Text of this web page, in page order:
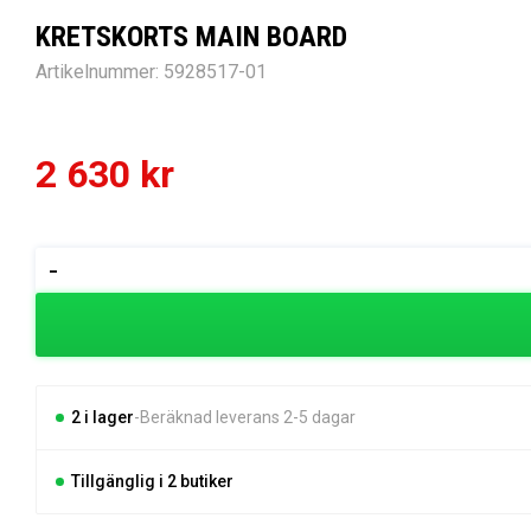
KRETSKORTS MAIN BOARD
Artikelnummer: 5928517-01
2 630 kr
-
MAIN
2 i lager Beräknad leverans 2-5 dagar
Tillgänglig i 2 butiker